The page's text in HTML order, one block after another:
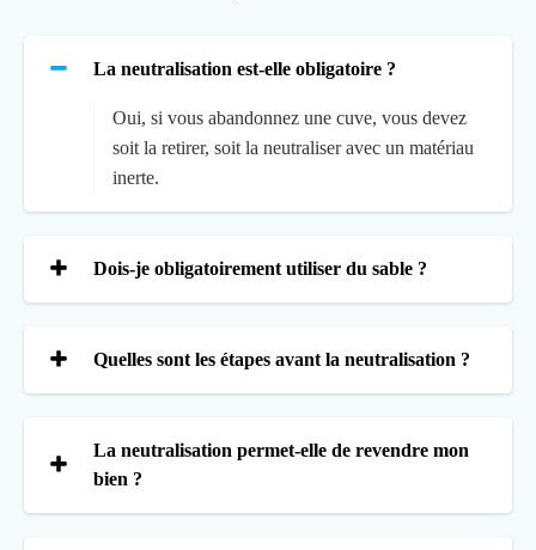
La neutralisation est-elle obligatoire ?
Oui, si vous abandonnez une cuve, vous devez
soit la retirer, soit la neutraliser avec un matériau
inerte.
Dois-je obligatoirement utiliser du sable ?
Quelles sont les étapes avant la neutralisation ?
La neutralisation permet-elle de revendre mon
bien ?